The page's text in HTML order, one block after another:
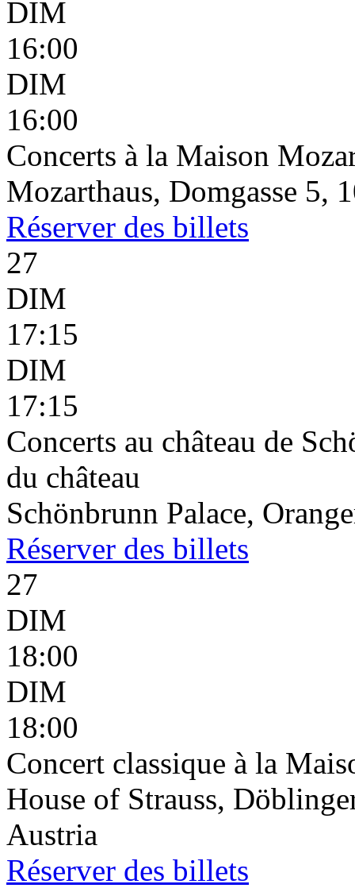
DIM
16:00
DIM
16:00
Concerts à la Maison
Mozarthaus, Domgasse 5,
Réserver des billets
27
DIM
17:15
DIM
17:15
Concerts au château de
du château
Schönbrunn Palace,
Réserver des billets
27
DIM
18:00
DIM
18:00
Concert classique à la
House of Strauss,
Austria
Réserver des billets